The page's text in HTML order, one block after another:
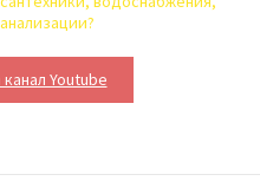
Youtube